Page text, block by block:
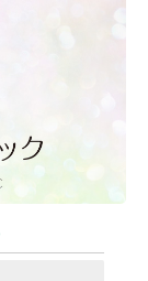
ター）
オリジナル
ビ跡治療
入
ア